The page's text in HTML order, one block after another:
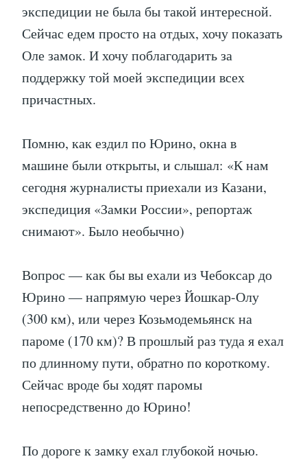
экспедиции не была бы такой интересной.
Сейчас едем просто на отдых, хочу показать
Оле замок. И хочу поблагодарить за
поддержку той моей экспедиции всех
причастных.
Помню, как ездил по Юрино, окна в
машине были открыты, и слышал: «К нам
сегодня журналисты приехали из Казани,
экспедиция «Замки России», репортаж
снимают». Было необычно)
Вопрос — как бы вы ехали из Чебоксар до
Юрино — напрямую через Йошкар-Олу
(300 км), или через Козьмодемьянск на
пароме (170 км)? В прошлый раз туда я ехал
по длинному пути, обратно по короткому.
Сейчас вроде бы ходят паромы
непосредственно до Юрино!
По дороге к замку ехал глубокой ночью.